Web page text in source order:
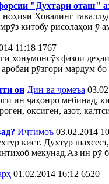
"Духтари оташ" аз
Ховалинг
китобу
11:18 1767
хонумонсӯз фазои
рӯзгори мардум
он Дин ва ҷомеъа
ин ҷаҳонро мебинад,
оксиген, азот,
Иҷтимоъ 03.02.2014
кист. Духтур
мекунад.Аз ин рӯ
01.02.2014 16:12 6520